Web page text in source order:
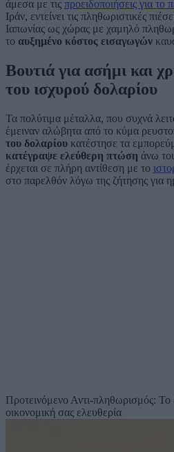
άμεσα με τις προειδοποιήσεις για το
Ιράν, εντείνει τις πληθωριστικές
Ιαπωνίας ως χώρας με χαμηλό
το αυξημένο κόστος εισαγωγών
Βουτιά για ασήμι και
του ισχυρού δολαρίου
Τα πολύτιμα μέταλλα, που συχνά
έμειναν αλώβητα από το κύμα
του δολαρίου κατέστησε τα
κατέγραψε ελεύθερη πτώση άνω
έρχεται σε πλήρη αντίθεση με το
στο παρελθόν λόγω της ζήτησης για
Προτεινόμενο Αντι-πληθωρισμός: Το
οικονομική σας ελευθερία